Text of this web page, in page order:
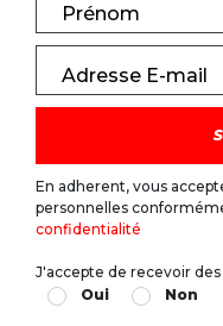
Prénom
Adresse E-mail
En adherent, vous
personnelles
confidentialité
J'accepte de recevoir
Oui
Non